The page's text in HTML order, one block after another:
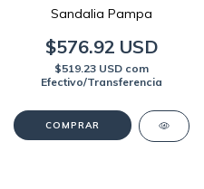
Sandalia Pampa
$576.92 USD
$519.23 USD com
Efectivo/Transferencia
COMPRAR